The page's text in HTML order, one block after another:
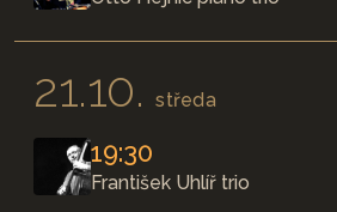
21.10.středa
19:30
František Uhlíř trio